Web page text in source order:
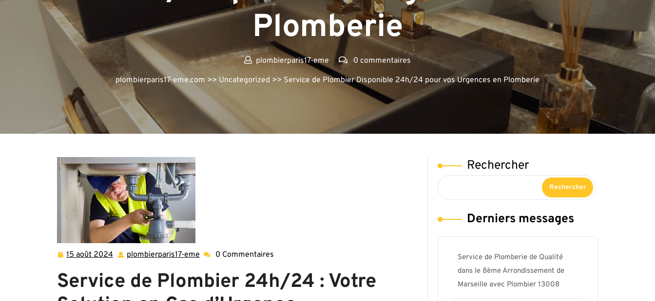
Plomberie
plombierparis17-eme
0 commentaires
plombierparis17-eme.com >> Uncategorized >> Service de Plombier Disponible 24h/24 pour vos Urgences en Plomberie
15 août 2024 15
2024
plombierparis17-eme plombierparis17-
0 Commentaires
Service de Plombier 24h/24 : Votre
Rechercher
Rechercher
Derniers messages
Service de Plomberie de Qualité
dans le 8ème Arrondissement de
Marseille avec Plombier 13008